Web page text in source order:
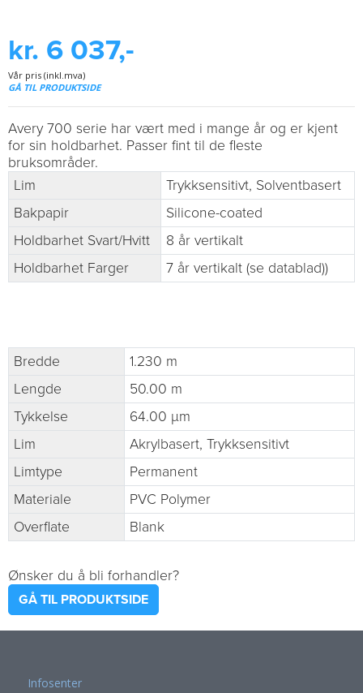
kr. 6 037,-
Vår pris (inkl.mva)
GÅ TIL PRODUKTSIDE
Avery 700 serie har vært med i mange år og er kjent
for sin holdbarhet. Passer fint til de fleste
bruksområder.
Lim
Trykksensitivt, Solventbasert
Bakpapir
Silicone-coated
Holdbarhet Svart/Hvitt
8 år vertikalt
Holdbarhet Farger
7 år vertikalt (se datablad))
Bredde
1.230 m
Lengde
50.00 m
Tykkelse
64.00 µm
Lim
Akrylbasert, Trykksensitivt
Limtype
Permanent
Materiale
PVC Polymer
Overflate
Blank
Ønsker du å bli forhandler?
GÅ TIL PRODUKTSIDE
Infosenter